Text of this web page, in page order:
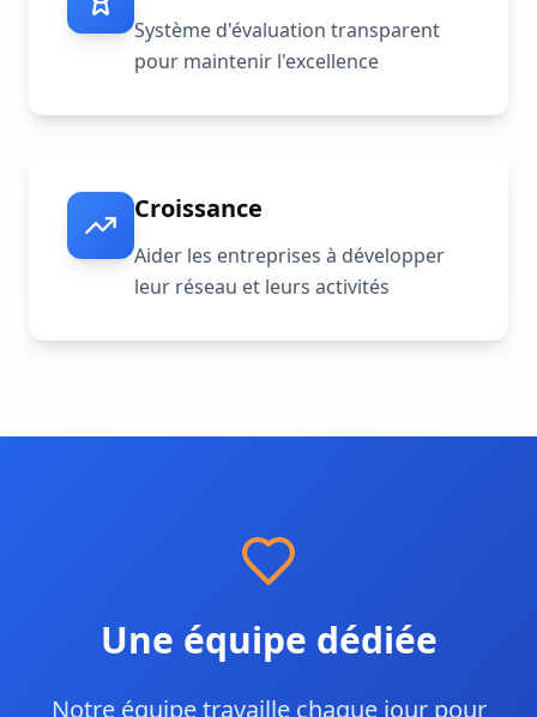
Système d'évaluation transparent
pour maintenir l'excellence
Croissance
Aider les entreprises à développer
leur réseau et leurs activités
Une équipe dédiée
Notre équipe travaille chaque jour pour